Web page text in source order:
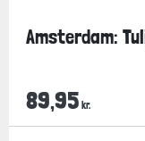
Amsterdam:
89,95 kr.